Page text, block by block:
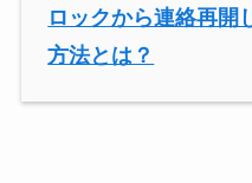
ロックから連絡再開
方法とは？